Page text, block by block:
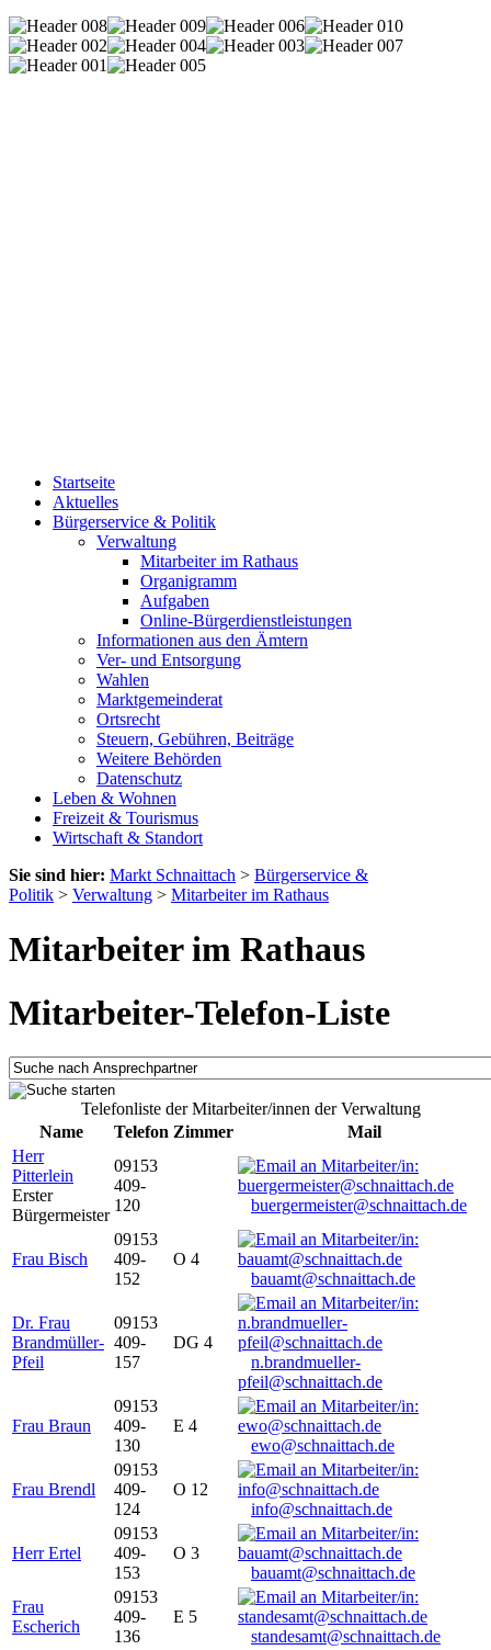
Startseite
Aktuelles
Bürgerservice & Politik
Verwaltung
Mitarbeiter im Rathaus
Organigramm
Aufgaben
Online-Bürgerdienstleistungen
Informationen aus den Ämtern
Ver- und Entsorgung
Wahlen
Marktgemeinderat
Ortsrecht
Steuern, Gebühren, Beiträge
Weitere Behörden
Datenschutz
Leben & Wohnen
Freizeit & Tourismus
Wirtschaft & Standort
Sie sind hier: Markt Schnaittach > Bürgerservice &
Politik > Verwaltung > Mitarbeiter im Rathaus
Mitarbeiter im Rathaus
Mitarbeiter-Telefon-Liste
Telefonliste der Mitarbeiter/innen der Verwaltung
Name
Telefon Zimmer
Mail
Herr
Pitterlein
Erster
Bürgermeister
09153
409-
120
buergermeister@schnaittach.de
Frau Bisch
09153
409-
152
O 4
bauamt@schnaittach.de
Dr. Frau
Brandmüller-
Pfeil
09153
409-
157
DG 4
n.brandmueller-
pfeil@schnaittach.de
Frau Braun
09153
409-
130
E 4
ewo@schnaittach.de
Frau Brendl
09153
409-
124
O 12
info@schnaittach.de
Herr Ertel
09153
409-
153
O 3
bauamt@schnaittach.de
Frau
Escherich
09153
409-
136
E 5
standesamt@schnaittach.de